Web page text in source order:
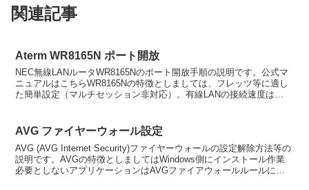
関連記事
Aterm WR8165N ポート開放
NEC無線LANルータWR8165Nのポート開放手順の説明です。公式マ
ニュアルはこちらWR8165Nの特徴としましては、フレッツ等に適し
た簡単設定（マルチセッション非対応）。有線LANの接続速度は
AVG ファイヤーウォール設定
AVG (AVG Internet Security)ファイヤーウォールの設定解除方法等の
説明です。AVGの特徴としましてはWindows側にインストール作業
必要としないアプリケーションはAVGファイアウォールルールに認